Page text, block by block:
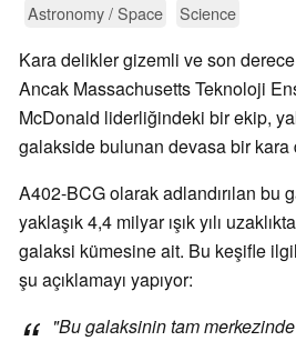
Astronomy / Space Science
Kara delikler gizemli ve son
Ancak Massachusetts Teknoloji
McDonald liderliğindeki bir ekip,
galakside bulunan devasa bir kara
A402-BCG olarak adlandırılan bu
yaklaşık 4,4 milyar ışık yılı
galaksi kümesine ait. Bu keşifle
şu açıklamayı yapıyor:
"Bu galaksinin tam